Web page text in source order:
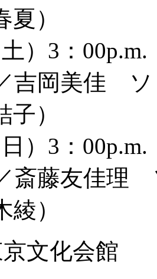
）
土）3：
吉岡美佳
）
日）3：
斎藤友佳
）
文化会館